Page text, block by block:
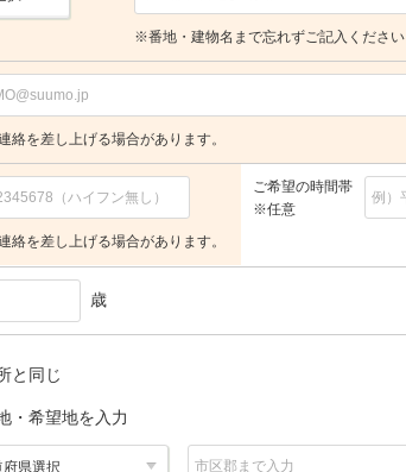
※番地・建物名まで忘れずご記入ください
絡を差し上げる場合があります。
絡を差し上げる場合があります。
ご希望の時間帯
※任意
歳
と同じ
・希望地を入力